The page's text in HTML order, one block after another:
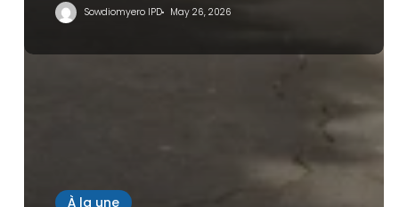
Sowdiomyero IPD May 26, 2026
À la une
Save my name, email, and website in this browser